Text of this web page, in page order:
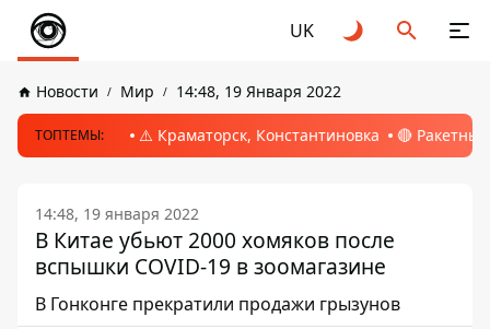
UK
Новости Мир 14:48, 19 Января 2022
ТОПТЕМЫ: ⚠️ Краматорск, Константиновка 🔴
14:48, 19 января 2022
В Китае убьют 2000 хомяков после
вспышки COVID-19 в зоомагазине
В Гонконге прекратили продажи грызунов